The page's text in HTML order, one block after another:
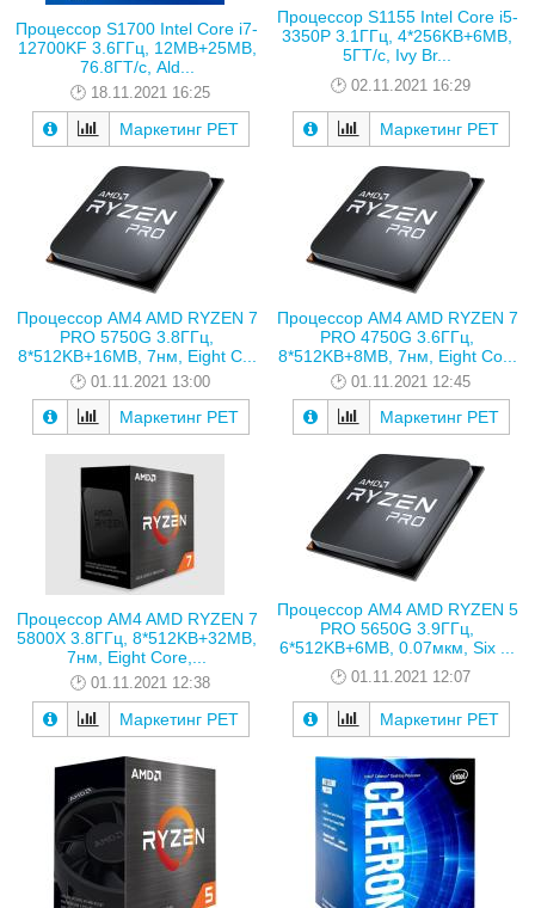
Процессор S1700 Intel Core i7-
12700KF 3.6ГГц, 12MB+25MB,
76.8ГТ/с, Ald...
18.11.2021 16:25
Маркетинг РЕТ
Процессор S1155 Intel Core i5-
3350P 3.1ГГц, 4*256KB+6MB,
5ГТ/с, Ivy Br...
02.11.2021 16:29
Маркетинг РЕТ
Процессор AM4 AMD RYZEN 7
PRO 5750G 3.8ГГц,
8*512KB+16MB, 7нм, Eight C...
01.11.2021 13:00
Маркетинг РЕТ
Процессор AM4 AMD RYZEN 7
PRO 4750G 3.6ГГц,
8*512KB+8MB, 7нм, Eight Co...
01.11.2021 12:45
Маркетинг РЕТ
Процессор AM4 AMD RYZEN 7
5800X 3.8ГГц, 8*512KB+32MB,
7нм, Eight Core,...
01.11.2021 12:38
Маркетинг РЕТ
Процессор AM4 AMD RYZEN 5
PRO 5650G 3.9ГГц,
6*512KB+6MB, 0.07мкм, Six ...
01.11.2021 12:07
Маркетинг РЕТ